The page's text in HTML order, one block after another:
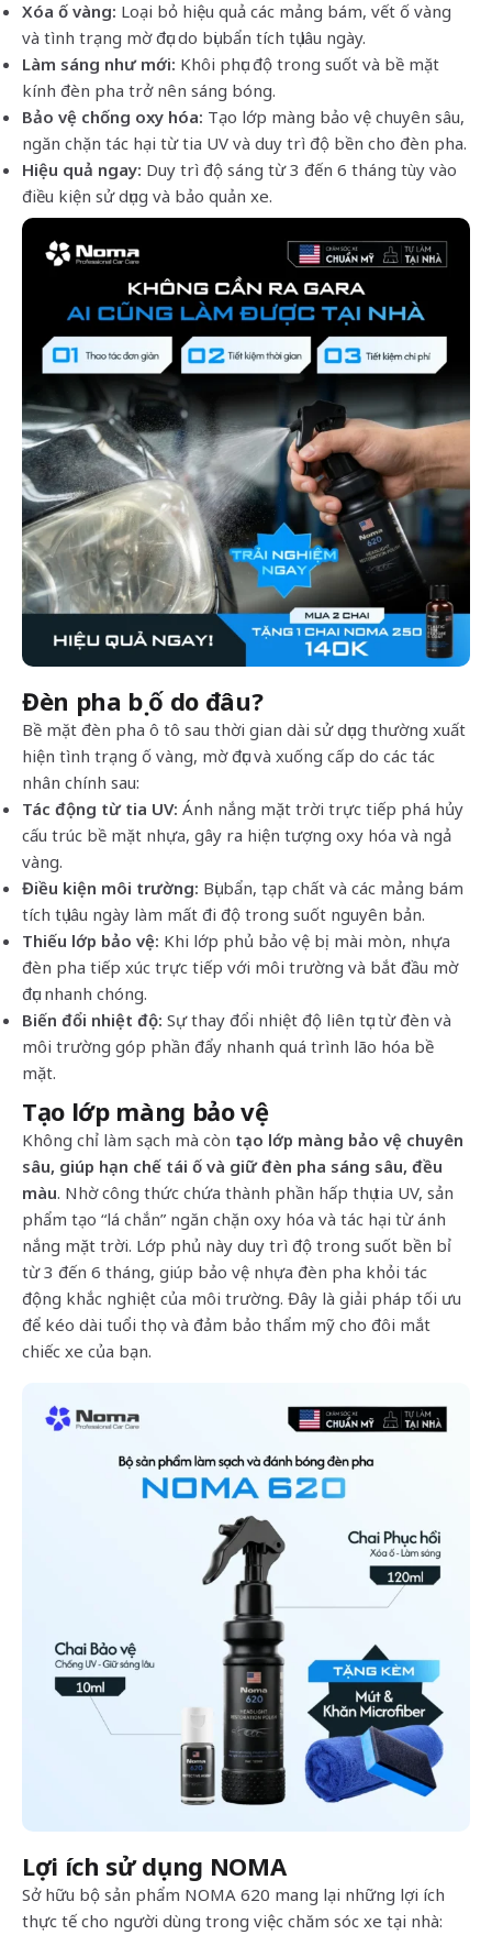
Xóa ố vàng: Loại bỏ hiệu quả các mảng bám, vết ố vàng
và tình trạng mờ đục do bụi bẩn tích tụ lâu ngày.
Làm sáng như mới: Khôi phục độ trong suốt và bề mặt
kính đèn pha trở nên sáng bóng.
Bảo vệ chống oxy hóa: Tạo lớp màng bảo vệ chuyên sâu,
ngăn chặn tác hại từ tia UV và duy trì độ bền cho đèn pha.
Hiệu quả ngay: Duy trì độ sáng từ 3 đến 6 tháng tùy vào
điều kiện sử dụng và bảo quản xe.
Đèn pha bị ố do đâu?
Bề mặt đèn pha ô tô sau thời gian dài sử dụng thường xuất
hiện tình trạng ố vàng, mờ đục và xuống cấp do các tác
nhân chính sau:
Tác động từ tia UV: Ánh nắng mặt trời trực tiếp phá hủy
cấu trúc bề mặt nhựa, gây ra hiện tượng oxy hóa và ngả
vàng.
Điều kiện môi trường: Bụi bẩn, tạp chất và các mảng bám
tích tụ lâu ngày làm mất đi độ trong suốt nguyên bản.
Thiếu lớp bảo vệ: Khi lớp phủ bảo vệ bị mài mòn, nhựa
đèn pha tiếp xúc trực tiếp với môi trường và bắt đầu mờ
đục nhanh chóng.
Biến đổi nhiệt độ: Sự thay đổi nhiệt độ liên tục từ đèn và
môi trường góp phần đẩy nhanh quá trình lão hóa bề
mặt.
Tạo lớp màng bảo vệ
Không chỉ làm sạch mà còn tạo lớp màng bảo vệ chuyên
sâu, giúp hạn chế tái ố và giữ đèn pha sáng sâu, đều
màu. Nhờ công thức chứa thành phần hấp thụ tia UV, sản
phẩm tạo “lá chắn” ngăn chặn oxy hóa và tác hại từ ánh
nắng mặt trời. Lớp phủ này duy trì độ trong suốt bền bỉ
từ 3 đến 6 tháng, giúp bảo vệ nhựa đèn pha khỏi tác
động khắc nghiệt của môi trường. Đây là giải pháp tối ưu
để kéo dài tuổi thọ và đảm bảo thẩm mỹ cho đôi mắt
chiếc xe của bạn.
Lợi ích sử dụng NOMA
Sở hữu bộ sản phẩm NOMA 620 mang lại những lợi ích
thực tế cho người dùng trong việc chăm sóc xe tại nhà: